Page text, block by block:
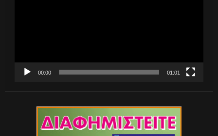
00:00 01:01